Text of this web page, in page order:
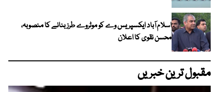
اسلام آباد ایکسپریس وے کو موٹروے طرز بنانے کا منصوبہ،
محسن نقوی کا اعلان
مقبول ترین خبریں